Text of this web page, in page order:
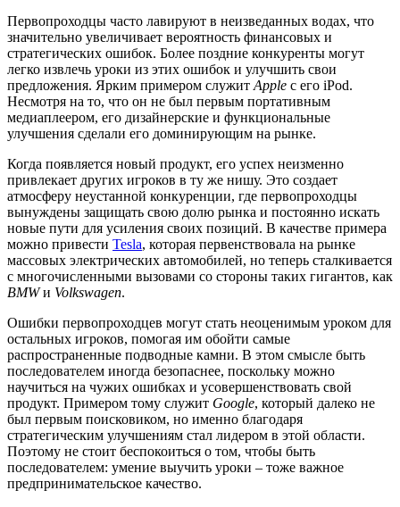
Первопроходцы часто лавируют в неизведанных водах, что
значительно увеличивает вероятность финансовых и
стратегических ошибок. Более поздние конкуренты могут
легко извлечь уроки из этих ошибок и улучшить свои
предложения. Ярким примером служит Apple с его iPod.
Несмотря на то, что он не был первым портативным
медиаплеером, его дизайнерские и функциональные
улучшения сделали его доминирующим на рынке.
Когда появляется новый продукт, его успех неизменно
привлекает других игроков в ту же нишу. Это создает
атмосферу неустанной конкуренции, где первопроходцы
вынуждены защищать свою долю рынка и постоянно искать
новые пути для усиления своих позиций. В качестве примера
можно привести Tesla, которая первенствовала на рынке
массовых электрических автомобилей, но теперь сталкивается
с многочисленными вызовами со стороны таких гигантов, как
BMWи Volkswagen.
Ошибки первопроходцев могут стать неоценимым уроком для
остальных игроков, помогая им обойти самые
распространенные подводные камни. В этом смысле быть
последователем иногда безопаснее, поскольку можно
научиться на чужих ошибках и усовершенствовать свой
продукт. Примером тому служит Google, который далеко не
был первым поисковиком, но именно благодаря
стратегическим улучшениям стал лидером в этой области.
Поэтому не стоит беспокоиться о том, чтобы быть
последователем: умение выучить уроки – тоже важное
предпринимательское качество.